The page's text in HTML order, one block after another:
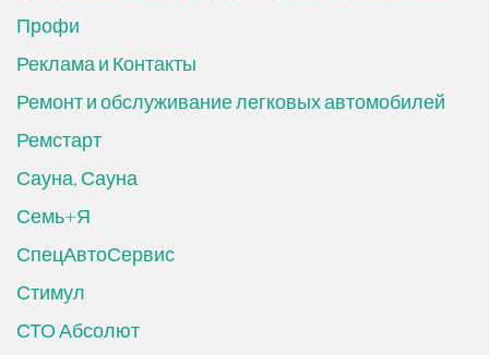
Профи
Реклама и Контакты
Ремонт и обслуживание легковых автомобилей
Ремстарт
Сауна, Сауна
Семь+Я
СпецАвтоСервис
Стимул
СТО Абсолют